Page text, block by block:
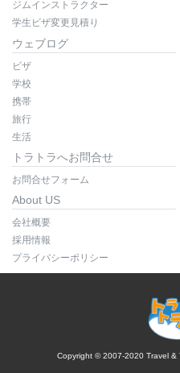
ジムインストラクター
学生ビザ変更見積り
ウェブログ
ビザ
学校
携帯
旅行
生活
トラトラへお問合せ
お問合せフォーム
About US
会社概要
採用情報
プライバシーポリシー
Copyright © 2007-2020 Travel &